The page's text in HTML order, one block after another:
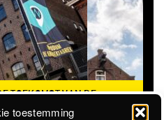
toestemming
TOEKOMST VAN DE